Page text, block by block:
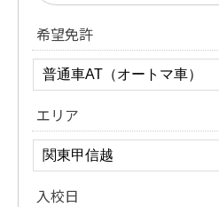
希望免許
エリア
入校日